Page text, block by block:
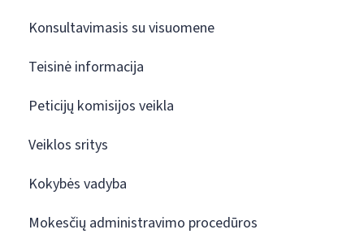
Konsultavimasis su visuomene
Teisinė informacija
Peticijų komisijos veikla
Veiklos sritys
Kokybės vadyba
Mokesčių administravimo procedūros